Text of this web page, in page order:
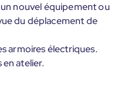
nouvel équipement ou
du déplacement de
armoires électriques.
atelier.